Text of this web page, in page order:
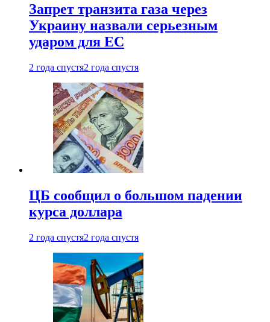
Запрет транзита газа через
Украину назвали серьезным
ударом для ЕС
2 года спустя2 года спустя
ЦБ сообщил о большом падении
курса доллара
2 года спустя2 года спустя